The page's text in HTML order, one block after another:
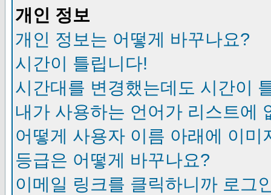
개인 정보
개인 정보는 어떻게 바꾸나요?
시간이 틀립니다!
시간대를 변경했는데도 시간이
내가 사용하는 언어가 리스트에
어떻게 사용자 이름 아래에 이미
등급은 어떻게 바꾸나요?
이메일 링크를 클릭하니까 로그